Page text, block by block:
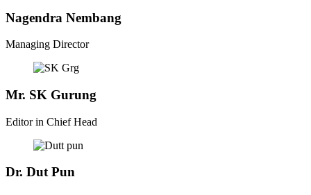
Nagendra Nembang
Managing Director
Mr. SK Gurung
Editor in Chief Head
Dr. Dut Pun